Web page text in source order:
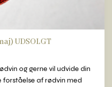
UDSOLGT
og gerne vil udvide din
forståelse af rødvin med